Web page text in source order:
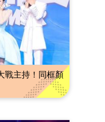
戰主持！同框顏